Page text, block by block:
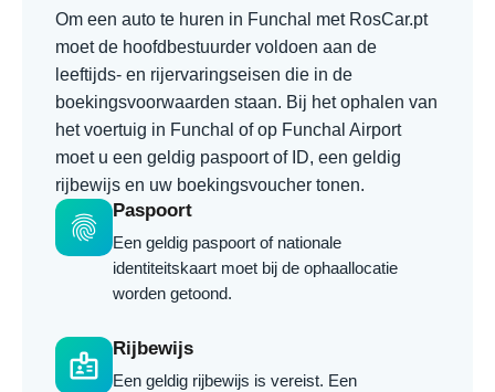
Om een auto te huren in Funchal met RosCar.pt
moet de hoofdbestuurder voldoen aan de
leeftijds- en rijervaringseisen die in de
boekingsvoorwaarden staan. Bij het ophalen van
het voertuig in Funchal of op Funchal Airport
moet u een geldig paspoort of ID, een geldig
rijbewijs en uw boekingsvoucher tonen.
fingerprint
Paspoort
Een geldig paspoort of nationale
identiteitskaart moet bij de ophaallocatie
worden getoond.
badge
Rijbewijs
Een geldig rijbewijs is vereist. Een